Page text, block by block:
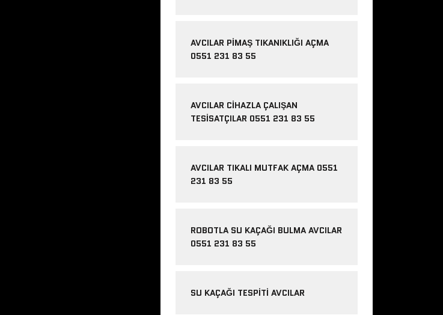
AVCILAR PIMAŞ TIKANIKLIĞI AÇMA
0551 231 83 55
AVCILAR CIHAZLA ÇALIŞAN
TESISATÇILAR 0551 231 83 55
AVCILAR TIKALI MUTFAK AÇMA 0551
231 83 55
ROBOTLA SU KAÇAĞI BULMA AVCILAR
0551 231 83 55
SU KAÇAĞI TESPITI AVCILAR